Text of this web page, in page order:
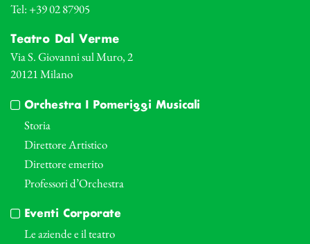
Tel: +39 02 87905
Teatro Dal Verme
Via S. Giovanni sul Muro, 2
20121 Milano
Orchestra I Pomeriggi Musicali
Storia
Direttore Artistico
Direttore emerito
Professori d’Orchestra
Eventi Corporate
Le aziende e il teatro